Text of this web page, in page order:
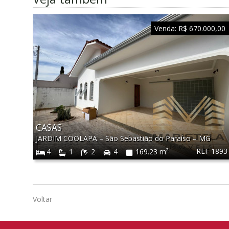
REF 1893
CASAS
JARDIM COOLAPA–São Sebastião do Paraíso–MG
4
1 2 4 169.23 m²
Venda: R$ 670.000,00
Voltar